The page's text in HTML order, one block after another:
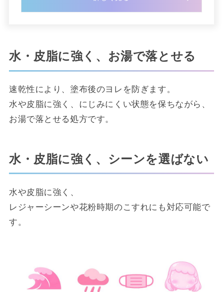
水・皮脂に強く、お湯で落とせる
速乾性により、塗布後のヨレを防ぎます。
水や皮脂に強く、にじみにくい状態を保ちながら、
お湯で落とせる処方です。
水・皮脂に強く、シーンを選ばない
水や皮脂に強く、
レジャーシーンや花粉時期のこすれにも対応可能で
す。